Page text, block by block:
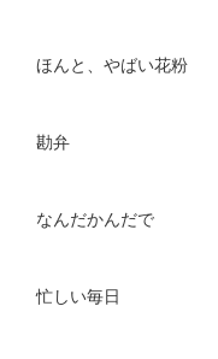
ほんと、やばい花粉
勘弁
なんだかんだで
忙しい毎日